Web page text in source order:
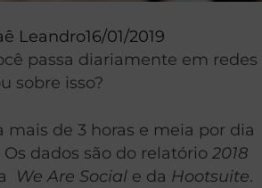
Leandro16/01/2019
passa diariamente em redes
sobre isso?
mais de 3 horas e meia por dia
dados são do relatório 2018
We Are Social e da Hootsuite.